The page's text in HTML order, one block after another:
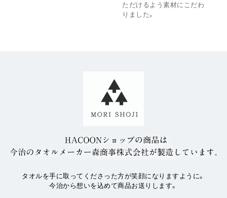
ただけるよう素材にこだわ
りました。
タオルを手に取ってくださった方が笑顔になりますように。
今治から想いを込めて商品お送りします。